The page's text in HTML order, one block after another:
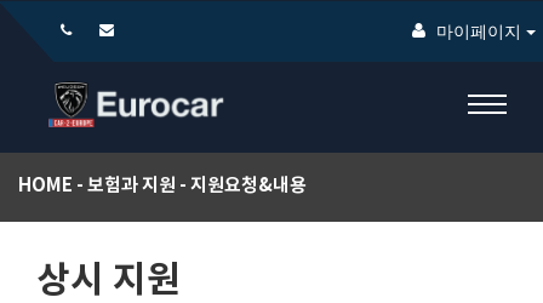
마이페이지
HOME 보험과 지원 지원요청&내용
상시 지원